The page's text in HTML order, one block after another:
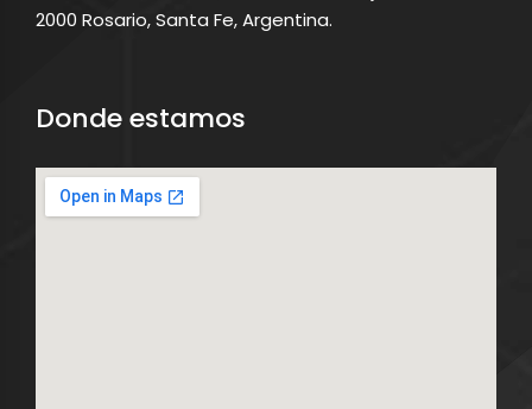
2000 Rosario, Santa Fe, Argentina.
Donde estamos